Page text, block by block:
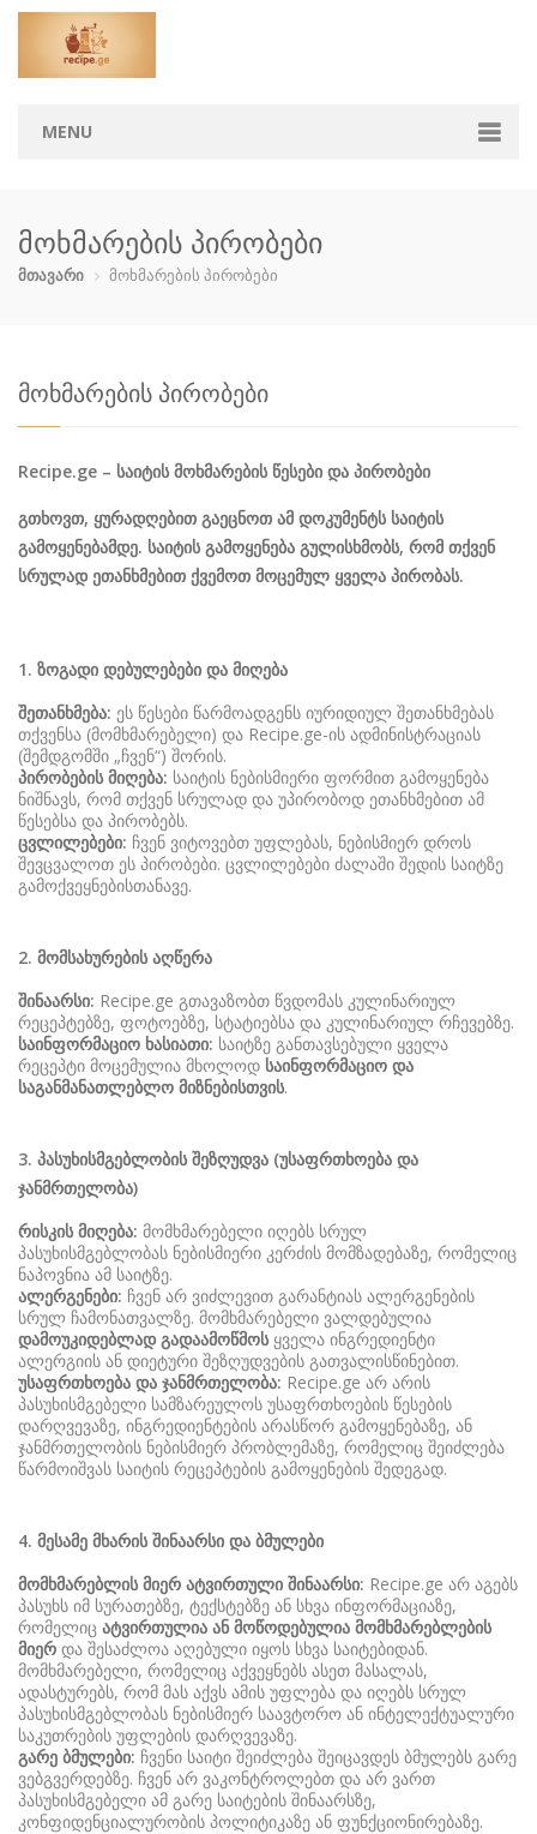
MENU
კატეგორიები
კოქტეილები
ნაყინი პიცა
რძის პროდუ… სალათი სასმელები სოუსი
ფასტ ფუდი ფუნთუშები
ყავა ჩაი ცომეული ხორცი
ჯანსაღი კვ…
რეცეპტები
რჩევები
დაგვიკავშირდით
შესვლა / რეგისტრაცია
მოხმარების პირობები
მთავარი მოხმარების პირობები
მოხმარების პირობები
Recipe.ge – საიტის მოხმარების წესები და პირობები
გთხოვთ, ყურადღებით გაეცნოთ ამ დოკუმენტს საიტის
გამოყენებამდე. საიტის გამოყენება გულისხმობს, რომ თქვენ
სრულად ეთანხმებით ქვემოთ მოცემულ ყველა პირობას.
1. ზოგადი დებულებები და მიღება
შეთანხმება: ეს წესები წარმოადგენს იურიდიულ შეთანხმებას
თქვენსა (მომხმარებელი) და Recipe.ge-ის ადმინისტრაციას
(შემდგომში „ჩვენ“) შორის.
პირობების მიღება: საიტის ნებისმიერი ფორმით გამოყენება
ნიშნავს, რომ თქვენ სრულად და უპირობოდ ეთანხმებით ამ
წესებსა და პირობებს.
ცვლილებები: ჩვენ ვიტოვებთ უფლებას, ნებისმიერ დროს
შევცვალოთ ეს პირობები. ცვლილებები ძალაში შედის საიტზე
გამოქვეყნებისთანავე.
2. მომსახურების აღწერა
შინაარსი: Recipe.ge გთავაზობთ წვდომას კულინარიულ
რეცეპტებზე, ფოტოებზე, სტატიებსა და კულინარიულ რჩევებზე.
საინფორმაციო ხასიათი: საიტზე განთავსებული ყველა
რეცეპტი მოცემულია მხოლოდ საინფორმაციო და
საგანმანათლებლო მიზნებისთვის.
3. პასუხისმგებლობის შეზღუდვა (უსაფრთხოება და
ჯანმრთელობა)
რისკის მიღება: მომხმარებელი იღებს სრულ
პასუხისმგებლობას ნებისმიერი კერძის მომზადებაზე, რომელიც
ნაპოვნია ამ საიტზე.
ალერგენები: ჩვენ არ ვიძლევით გარანტიას ალერგენების
სრულ ჩამონათვალზე. მომხმარებელი ვალდებულია
დამოუკიდებლად გადაამოწმოს ყველა ინგრედიენტი
ალერგიის ან დიეტური შეზღუდვების გათვალისწინებით.
უსაფრთხოება და ჯანმრთელობა: Recipe.ge არ არის
პასუხისმგებელი სამზარეულოს უსაფრთხოების წესების
დარღვევაზე, ინგრედიენტების არასწორ გამოყენებაზე, ან
ჯანმრთელობის ნებისმიერ პრობლემაზე, რომელიც შეიძლება
წარმოიშვას საიტის რეცეპტების გამოყენების შედეგად.
4. მესამე მხარის შინაარსი და ბმულები
მომხმარებლის მიერ ატვირთული შინაარსი: Recipe.ge არ აგებს
პასუხს იმ სურათებზე, ტექსტებზე ან სხვა ინფორმაციაზე,
რომელიც ატვირთულია ან მოწოდებულია მომხმარებლების
მიერ და შესაძლოა აღებული იყოს სხვა საიტებიდან.
მომხმარებელი, რომელიც აქვეყნებს ასეთ მასალას,
ადასტურებს, რომ მას აქვს ამის უფლება და იღებს სრულ
პასუხისმგებლობას ნებისმიერ საავტორო ან ინტელექტუალური
საკუთრების უფლების დარღვევაზე.
გარე ბმულები: ჩვენი საიტი შეიძლება შეიცავდეს ბმულებს გარე
ვებგვერდებზე. ჩვენ არ ვაკონტროლებთ და არ ვართ
პასუხისმგებელი ამ გარე საიტების შინაარსზე,
კონფიდენციალურობის პოლიტიკაზე ან ფუნქციონირებაზე.